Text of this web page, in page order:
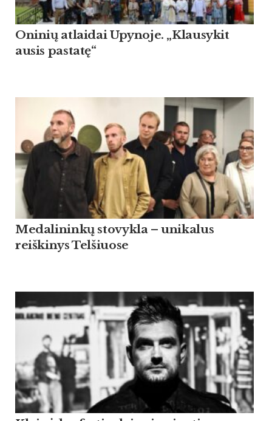
Oninių atlaidai Upynoje. „Klausykit
ausis pastatę“
Medalininkų stovykla – unikalus
reiškinys Telšiuose